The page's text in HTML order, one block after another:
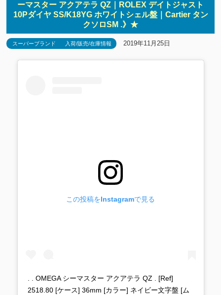
ーマスター アクアテラ QZ｜ROLEX デイトジャスト
10Pダイヤ SS/K18YG ホワイトシェル盤｜Cartier タン
クソロSM .》★
スーパーブランド 入荷/販売/在庫情報 2019年11月25日
この投稿をInstagramで見る
. . OMEGA シーマスター アクアテラ QZ . [Ref]
2518.80 [ケース] 36mm [カラー] ネイビー文字盤 [ム